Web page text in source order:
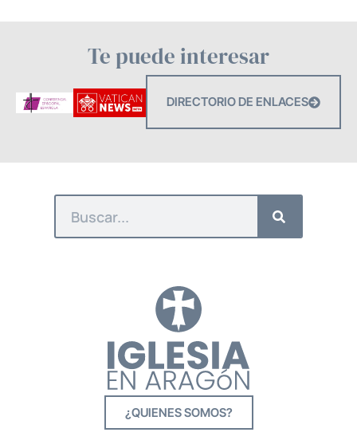
Te puede interesar
DIRECTORIO DE ENLACES
¿QUIENES SOMOS?